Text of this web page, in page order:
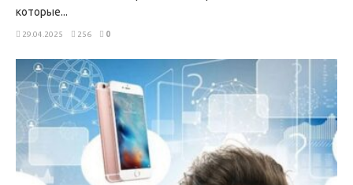
которые...
29.04.2025 256 0